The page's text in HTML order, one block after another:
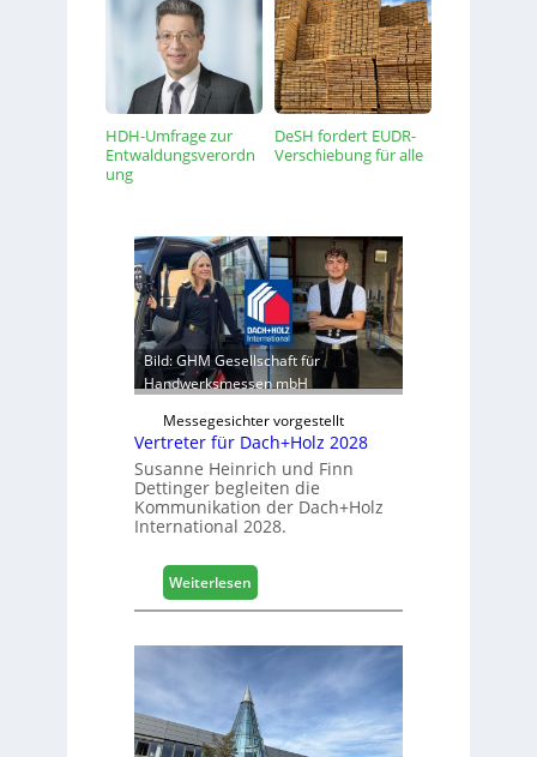
HDH-Umfrage zur
Entwaldungsverordn
ung
DeSH fordert EUDR-
Verschiebung für alle
Bild: GHM Gesellschaft für
Handwerksmessen mbH
Messegesichter vorgestellt
Vertreter für Dach+Holz 2028
Susanne Heinrich und Finn
Dettinger begleiten die
Kommunikation der Dach+Holz
International 2028.
Weiterlesen:
V
r
r
e
t